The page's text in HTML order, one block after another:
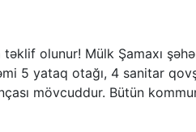
olunur! Mülk Şamaxı
5 yataq otağı, 4 sanitar
mövcuddur. Bütün